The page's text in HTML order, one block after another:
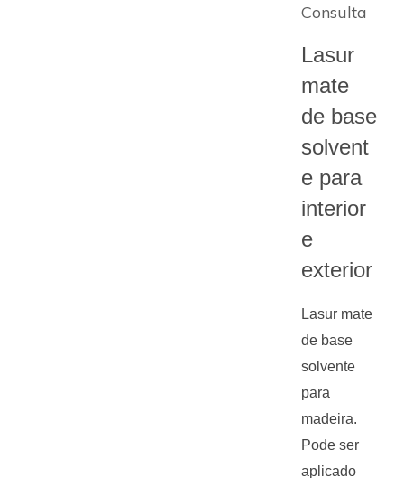
Consulta
Lasur
mate
de base
solvent
e para
interior
e
exterior
Lasur mate
de base
solvente
para
madeira.
Pode ser
aplicado